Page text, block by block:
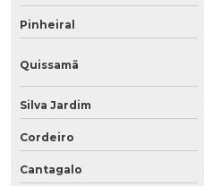
Pinheiral
Quissamã
Silva Jardim
Cordeiro
Cantagalo